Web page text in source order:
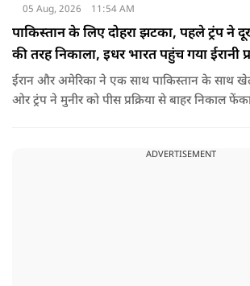
05 Aug, 2026 11:54 AM
पाकिस्तान के लिए दोहरा झटका, पहले ट्रंप ने
की तरह निकाला, इधर भारत पहुंच गया ईरानी
ईरान और अमेरिका ने एक साथ पाकिस्तान के साथ
ओर ट्रंप ने मुनीर को पीस प्रक्रिया से बाहर निकाल
ADVERTISEMENT